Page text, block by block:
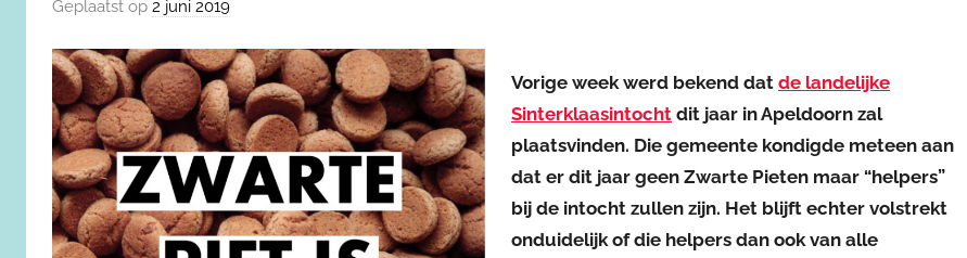
Geplaatst op 2 juni 2019
Vorige week werd bekend dat de landelijke
Sinterklaasintocht dit jaar in Apeldoorn zal
plaatsvinden. Die gemeente kondigde meteen aan
dat er dit jaar geen Zwarte Pieten maar “helpers”
bij de intocht zullen zijn. Het blijft echter volstrekt
onduidelijk of die helpers dan ook van alle